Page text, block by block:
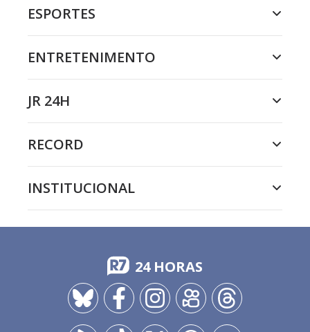
ESPORTES
ENTRETENIMENTO
JR 24H
RECORD
INSTITUCIONAL
24 HORAS